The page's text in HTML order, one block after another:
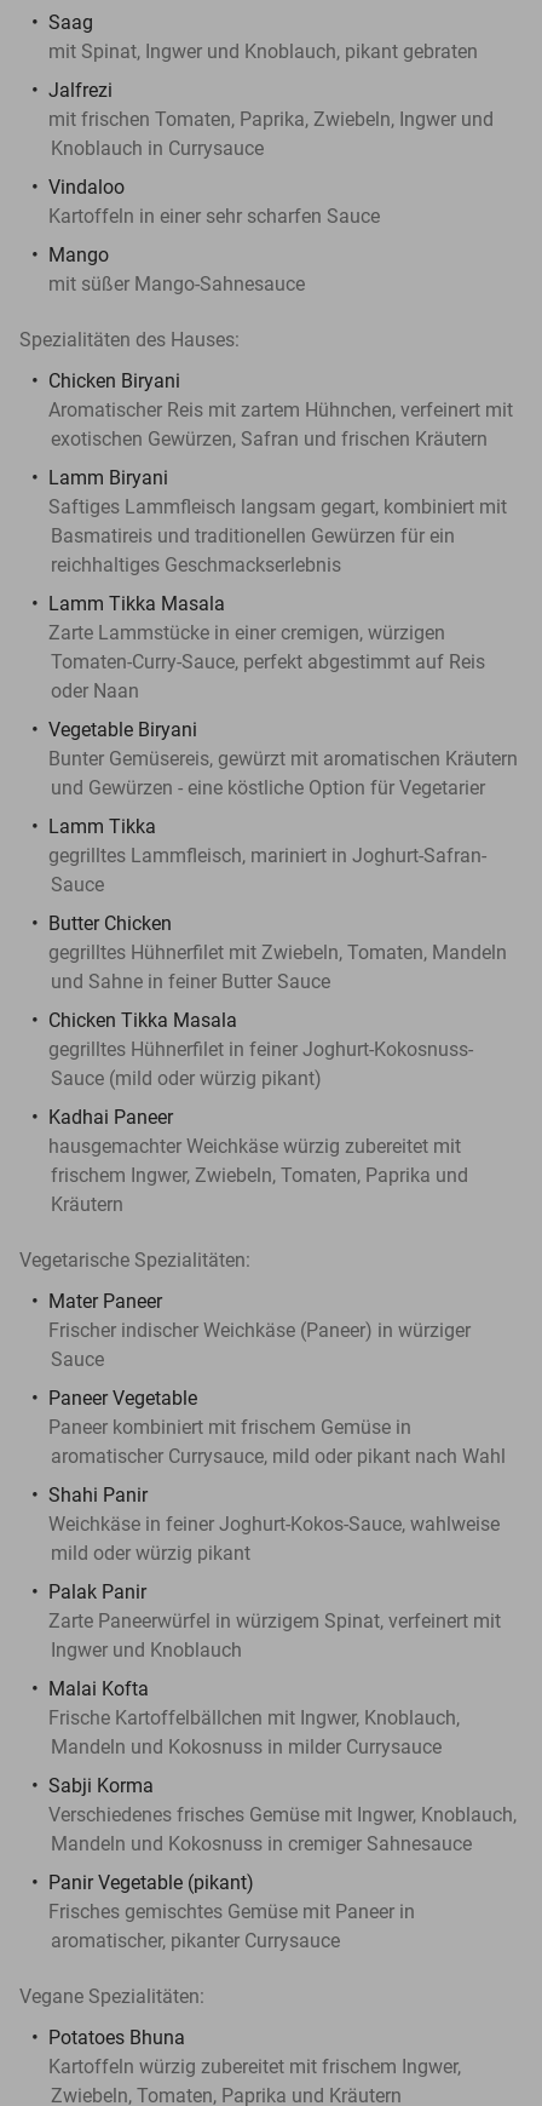
Saag
mit Spinat, Ingwer und Knoblauch, pikant gebraten
Jalfrezi
mit frischen Tomaten, Paprika, Zwiebeln, Ingwer und
Knoblauch in Currysauce
Vindaloo
Kartoffeln in einer sehr scharfen Sauce
Mango
mit süßer Mango-Sahnesauce
Spezialitäten des Hauses:
Chicken Biryani
Aromatischer Reis mit zartem Hühnchen, verfeinert mit
exotischen Gewürzen, Safran und frischen Kräutern
Lamm Biryani
Saftiges Lammfleisch langsam gegart, kombiniert mit
Basmatireis und traditionellen Gewürzen für ein
reichhaltiges Geschmackserlebnis
Lamm Tikka Masala
Zarte Lammstücke in einer cremigen, würzigen
Tomaten-Curry-Sauce, perfekt abgestimmt auf Reis
oder Naan
Vegetable Biryani
Bunter Gemüsereis, gewürzt mit aromatischen Kräutern
und Gewürzen - eine köstliche Option für Vegetarier
Lamm Tikka
gegrilltes Lammfleisch, mariniert in Joghurt-Safran-
Sauce
Butter Chicken
gegrilltes Hühnerfilet mit Zwiebeln, Tomaten, Mandeln
und Sahne in feiner Butter Sauce
Chicken Tikka Masala
gegrilltes Hühnerfilet in feiner Joghurt-Kokosnuss-
Sauce (mild oder würzig pikant)
Kadhai Paneer
hausgemachter Weichkäse würzig zubereitet mit
frischem Ingwer, Zwiebeln, Tomaten, Paprika und
Kräutern
Vegetarische Spezialitäten:
Mater Paneer
Frischer indischer Weichkäse (Paneer) in würziger
Sauce
Paneer Vegetable
Paneer kombiniert mit frischem Gemüse in
aromatischer Currysauce, mild oder pikant nach Wahl
Shahi Panir
Weichkäse in feiner Joghurt-Kokos-Sauce, wahlweise
mild oder würzig pikant
Palak Panir
Zarte Paneerwürfel in würzigem Spinat, verfeinert mit
Ingwer und Knoblauch
Malai Kofta
Frische Kartoffelbällchen mit Ingwer, Knoblauch,
Mandeln und Kokosnuss in milder Currysauce
Sabji Korma
Verschiedenes frisches Gemüse mit Ingwer, Knoblauch,
Mandeln und Kokosnuss in cremiger Sahnesauce
Panir Vegetable (pikant)
Frisches gemischtes Gemüse mit Paneer in
aromatischer, pikanter Currysauce
Vegane Spezialitäten:
Potatoes Bhuna
Kartoffeln würzig zubereitet mit frischem Ingwer,
Zwiebeln, Tomaten, Paprika und Kräutern